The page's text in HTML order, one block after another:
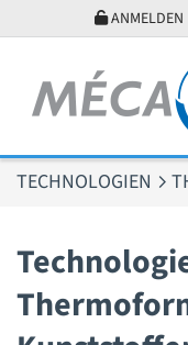
ANMELDEN
TECHNOLOGIEN
Cookie-Einstellungen